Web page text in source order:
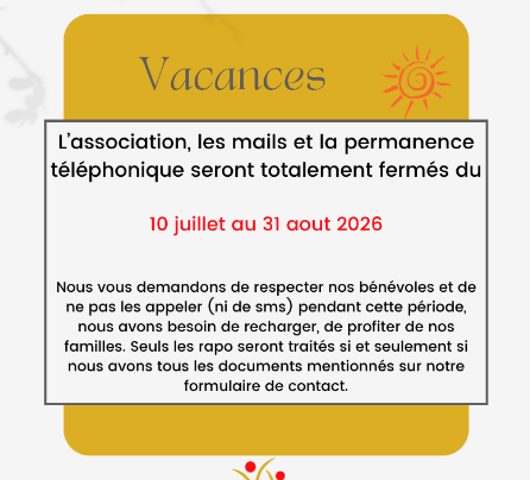
pour remplir des fiches, est franchement ridicule! On atteint
beaucoup de familles dont le(s deux) parent(s) est(sont)
contraintes (télétravail, garde malade, aidant de
à la contrainte…
le stress, mais faites preuve de compréhension, et
et accessibles à tous
que les travaux soient remis en différé à mesure qu’ils
ne peuvent pas faire autrement! … support papier…). Merci
le corps enseignant, les retours que nous avons concernant
chose, il ne faut pas généraliser : la plupart des professeurs
nous sommes seulement inquiets pour nos familles